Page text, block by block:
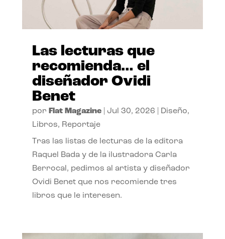
Las lecturas que
recomienda… el
diseñador Ovidi
Benet
por Flat Magazine| Jul 30, 2026 Diseño,
Libros, Reportaje
Tras las listas de lecturas de la editora
Raquel Bada y de la ilustradora Carla
Berrocal, pedimos al artista y diseñador
Ovidi Benet que nos recomiende tres
libros que le interesen.